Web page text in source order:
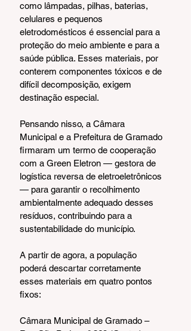
como lâmpadas, pilhas, baterias,
celulares e pequenos
eletrodomésticos é essencial para a
proteção do meio ambiente e para a
saúde pública. Esses materiais, por
conterem componentes tóxicos e de
difícil decomposição, exigem
destinação especial.
Pensando nisso, a Câmara
Municipal e a Prefeitura de Gramado
firmaram um termo de cooperação
com a Green Eletron — gestora de
logística reversa de eletroeletrônicos
— para garantir o recolhimento
ambientalmente adequado desses
resíduos, contribuindo para a
sustentabilidade do município.
A partir de agora, a população
poderá descartar corretamente
esses materiais em quatro pontos
fixos:
Câmara Municipal de Gramado –